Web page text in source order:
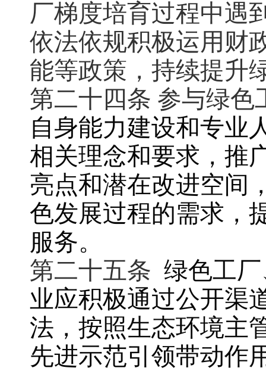
厂梯度培育过程中遇
依法依规积极运用财
能等政策，持续提升
第二十四条 参与绿色
自身能力建设和专业
相关理念和要求，推
亮点和潜在改进空间
色发展过程的需求，
服务。
第二十五条 绿色工
业应积极通过公开渠
法，按照生态环境主
先进示范引领带动作